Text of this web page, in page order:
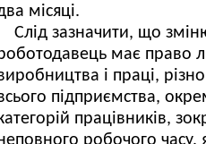
місяці.
Слід зазначити, що
має право
і праці,
підприємства,
працівників,
робочого